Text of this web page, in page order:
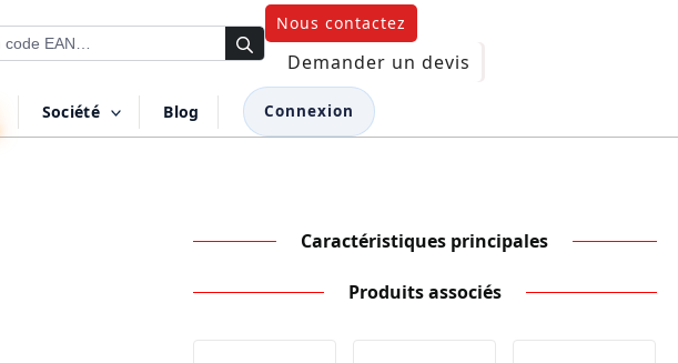
Nous contactez
Demander un devis
Société Blog Connexion
Caractéristiques principales
Produits associés